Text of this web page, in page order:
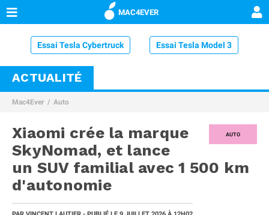
MAC4EVER
Essai Tesla Cybertruck Essai Tesla Model 3
Essai Volvo XC60
Essai Volkswagen ID.4
Essai BMW iX1 xDrive 30
ACTUALITÉ
Mac4Ever Auto
AUTO
Xiaomi crée la marque
SkyNomad, et lance
un SUV familial avec 1 500 km
d'autonomie